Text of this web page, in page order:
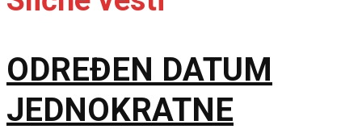
ODREĐEN DATUM
JEDNOKRATNE